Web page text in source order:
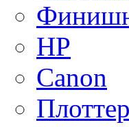
HP
Canon